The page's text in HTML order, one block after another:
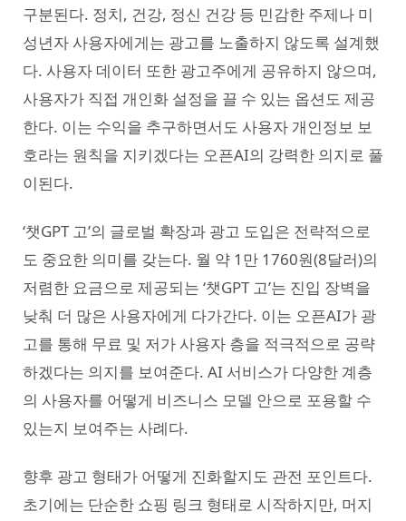
구분된다. 정치, 건강, 정신 건강 등 민감한 주제나 미
성년자 사용자에게는 광고를 노출하지 않도록 설계했
다. 사용자 데이터 또한 광고주에게 공유하지 않으며,
사용자가 직접 개인화 설정을 끌 수 있는 옵션도 제공
한다. 이는 수익을 추구하면서도 사용자 개인정보 보
호라는 원칙을 지키겠다는 오픈AI의 강력한 의지로 풀
이된다.
‘챗GPT 고’의 글로벌 확장과 광고 도입은 전략적으로
도 중요한 의미를 갖는다. 월 약 1만 1760원(8달러)의
저렴한 요금으로 제공되는 ‘챗GPT 고’는 진입 장벽을
낮춰 더 많은 사용자에게 다가간다. 이는 오픈AI가 광
고를 통해 무료 및 저가 사용자 층을 적극적으로 공략
하겠다는 의지를 보여준다. AI 서비스가 다양한 계층
의 사용자를 어떻게 비즈니스 모델 안으로 포용할 수
있는지 보여주는 사례다.
향후 광고 형태가 어떻게 진화할지도 관전 포인트다.
초기에는 단순한 쇼핑 링크 형태로 시작하지만, 머지